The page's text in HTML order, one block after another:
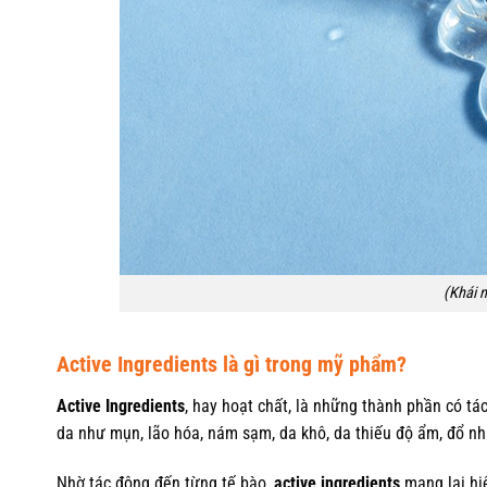
(Khái
Active Ingredients là gì trong mỹ phẩm?
Active Ingredients, hay hoạt chất, là những thành phần có
da như mụn, lão hóa, nám sạm, da khô, da thiếu độ ẩm, đổ